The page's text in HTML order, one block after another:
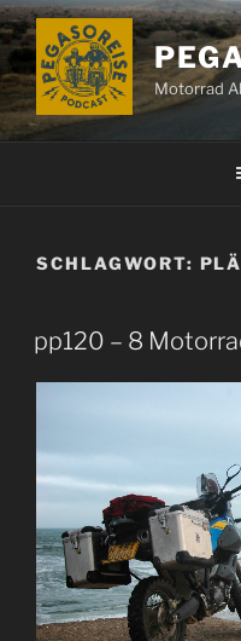
Zum
Inhalt
springen
Motorrad
SCHLAGWORT:
pp120 – 8